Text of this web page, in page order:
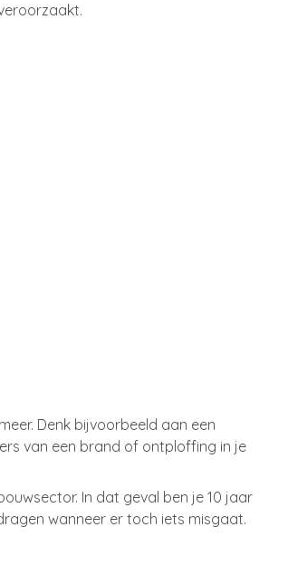
Denk bijvoorbeeld aan een
van een brand of ontploffing in je
In dat geval ben je 10 jaar
wanneer er toch iets misgaat.